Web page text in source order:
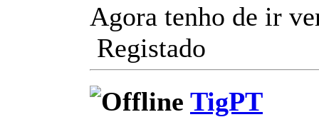
Agora tenho de ir
Registado
TigPT